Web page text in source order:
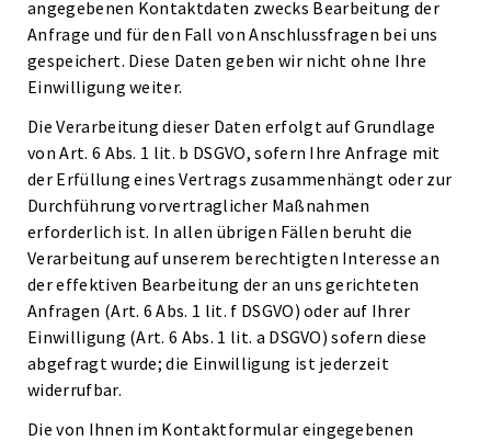
angegebenen Kontaktdaten zwecks Bearbeitung der
Anfrage und für den Fall von Anschlussfragen bei uns
gespeichert. Diese Daten geben wir nicht ohne Ihre
Einwilligung weiter.
Die Verarbeitung dieser Daten erfolgt auf Grundlage
von Art. 6 Abs. 1 lit. b DSGVO, sofern Ihre Anfrage mit
der Erfüllung eines Vertrags zusammenhängt oder zur
Durchführung vorvertraglicher Maßnahmen
erforderlich ist. In allen übrigen Fällen beruht die
Verarbeitung auf unserem berechtigten Interesse an
der effektiven Bearbeitung der an uns gerichteten
Anfragen (Art. 6 Abs. 1 lit. f DSGVO) oder auf Ihrer
Einwilligung (Art. 6 Abs. 1 lit. a DSGVO) sofern diese
abgefragt wurde; die Einwilligung ist jederzeit
widerrufbar.
Die von Ihnen im Kontaktformular eingegebenen